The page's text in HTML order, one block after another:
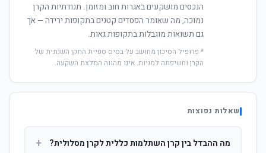
הנכסים מושקעים באגרות חוב ומזומן. תנודתיות הקרן
נמוכה, מה שאומר הפסדים קטנים בתקופות ירידה — אך
גם תשואות מוגבלות בתקופות גאות.
* פרופיל הסיכון מחושב על בסיס סטיית התקן השנתית של
הקרן וחשיפתה למניות. אינו מהווה המלצת השקעה.
שאלות נפוצות
מה ההבדל בין קרן השתלמות כללית לקרן מסלולית? +